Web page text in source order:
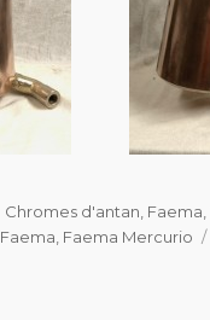
Catégories
Chromes d'antan Faema
Étiquettes
Faema Faema Mercurio